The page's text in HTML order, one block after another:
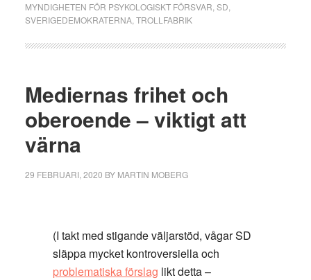
MYNDIGHETEN FÖR PSYKOLOGISKT FÖRSVAR SD
SVERIGEDEMOKRATERNA, TROLLFABRIK
Mediernas frihet och
oberoende – viktigt att
värna
29 FEBRUARI, 2020 BY MARTIN MOBERG
(I takt med stigande väljarstöd, vågar SD
släppa mycket kontroversiella och
problematiska förslag likt detta –